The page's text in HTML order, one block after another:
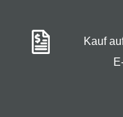
Kauf